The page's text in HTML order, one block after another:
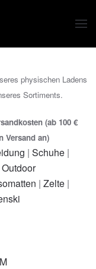
physischen Ladens
Sortiments.
(ab 100 €
Versand an)
| Schuhe |
Outdoor
| Zelte |